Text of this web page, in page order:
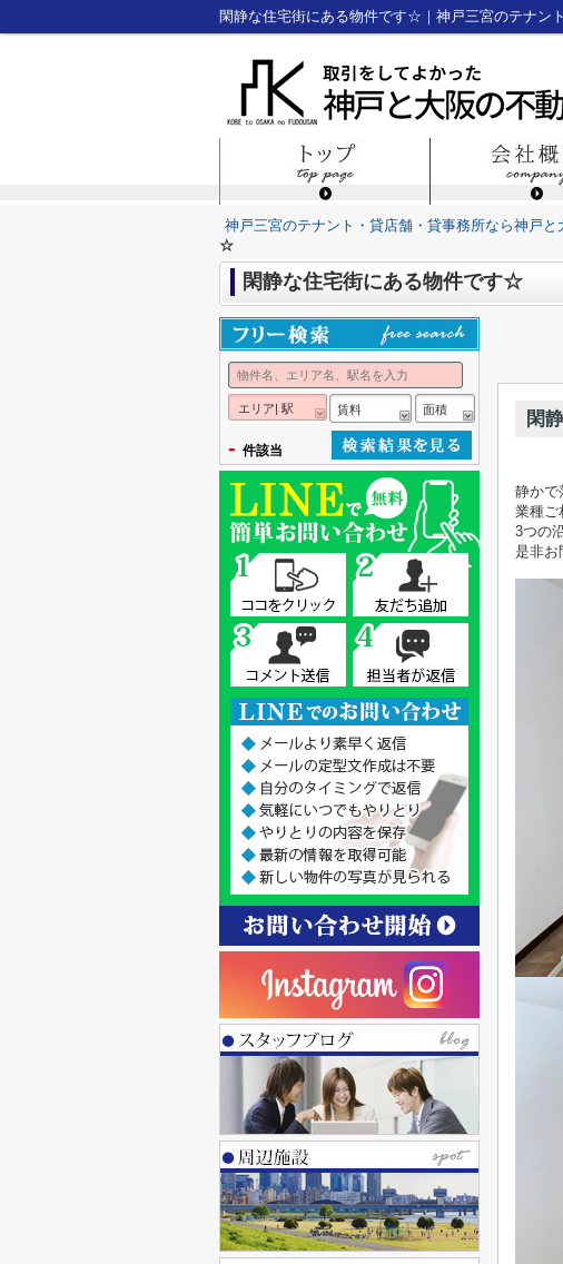
閑静な住宅街にある物件です☆｜神戸三宮のテナン
神戸三宮のテナント・貸店舗・貸事務所なら神戸と
☆
閑静な住宅街にある物件です☆
閑
静かで
業種ご
3つの
是非
エリア| 駅 賃料 面積
- 件該当